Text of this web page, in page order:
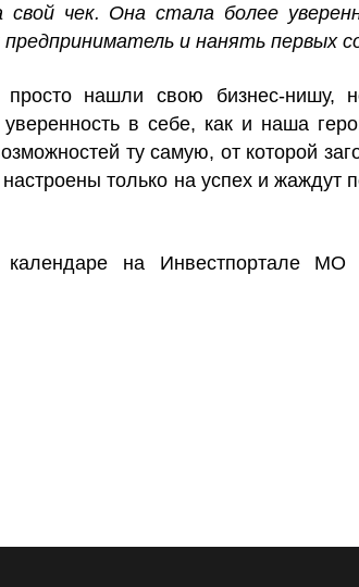
чек. Она стала более
и нанять первых
просто нашли свою бизнес-
в себе, как и наша
ту самую, от которой
только на успех и жаждут
на Инвестпортале МО